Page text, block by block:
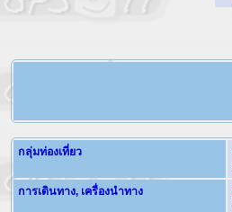
กลุ่มท่องเที่ยว
การเดินทาง, เครื่องนำทาง